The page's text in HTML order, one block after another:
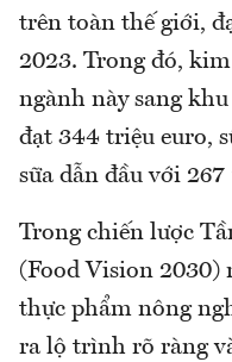
trên toàn thế giới,
2023. Trong đó,
ngành này sang
đạt 344 triệu euro,
sữa dẫn đầu với
Trong chiến lược
(Food Vision 2030)
thực phẩm nông
ra lộ trình rõ ràng